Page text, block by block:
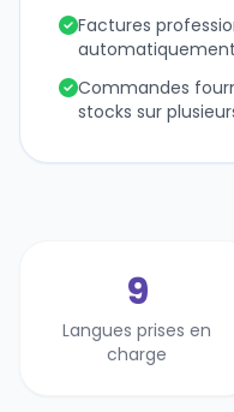
Factures
Commandes
stocks sur
9
Langues prises en
charge